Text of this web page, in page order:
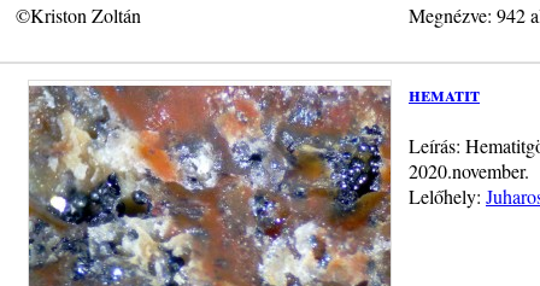
©Kriston Zoltán Megnézve: 942
hematit
Leírás:
2020.november.
Lelőhely: